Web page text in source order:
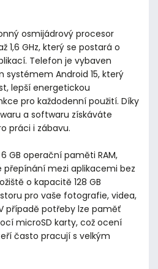
osmijádrový procesor
1,6 GHz, který se postará o
Telefon je vybaven
Android 15, který
lepší energetickou
pro každodenní použití. Díky
a softwaru získáváte
práci i zábavu.
6 GB operační paměti RAM,
přepínání mezi aplikacemi bez
o kapacitě 128 GB
pro vaše fotografie, videa,
případě potřeby lze paměť
microSD karty, což ocení
často pracují s velkým